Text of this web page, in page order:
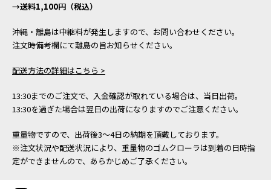
→送料1,100円（税込）
沖縄・離島は中継料が発生しますので、お問い合わせください。
注文時備考欄にて離島の旨お知らせください。
配送方法の詳細はこちら >
13:30までのご注文で、入金確認が取れている場合は、当日出荷。
13:30を過ぎた場合は翌日の出荷になりますのでご注意ください。
重量物ですので、出荷後3～4日の納期を頂戴しております。
※注文状況や配送状況により、重量物のゴムクローラは到着の日時指
定ができませんので、あらかじめご了承ください。